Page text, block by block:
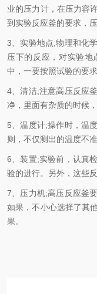
业的压力计，在压力容
到实验反应釜的要求，
3、实验地点;物理和化
压下的反应，对实验地
中，一要按照试验的要
4、清洁;注意高压反应
净，里面有杂质的时候
5、温度计;操作时，温
则，不仅测出的温度不
6、装置;实验前，认真
验的进行。另外，这些
7、压力机;高压反应釜
如果，不小心选择了其
果。